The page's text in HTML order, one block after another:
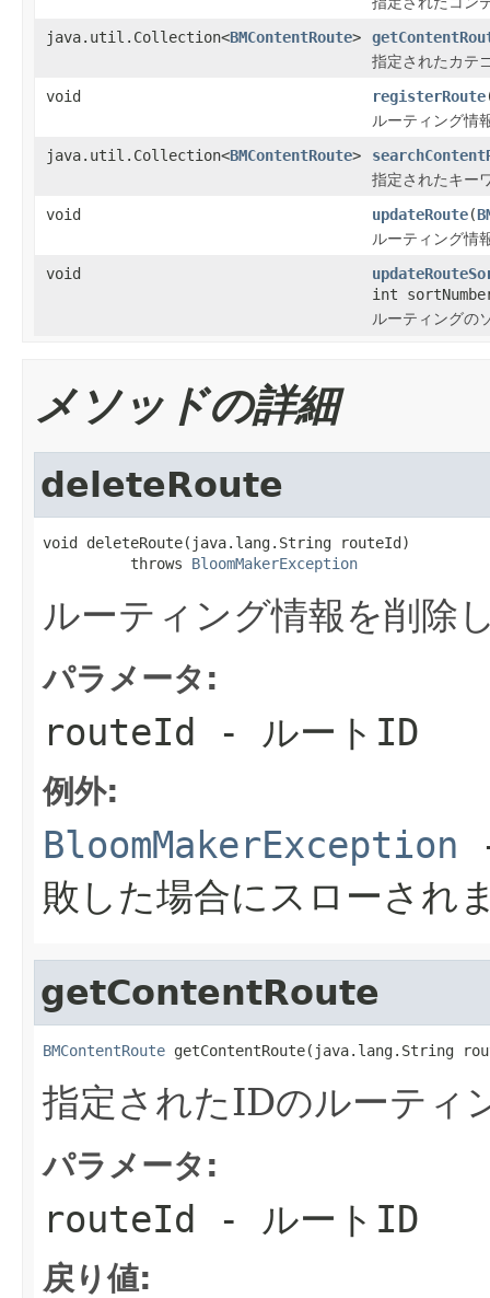
java.util.Collection<BMContentRoute>
指定されたカテ
void
registerRoute
ルーティング情
java.util.Collection<BMContentRoute>
指定されたキー
void
updateRoute(
ルーティング情
void
int
ルーティングの
メソッドの詳細
deleteRoute
void deleteRoute(java.lang.String routeId)
          throws
BloomMakerException
ルーティング情報を削除
パラメータ:
routeId - ルートID
例外:
BloomMakerException
敗した場合にスローされ
getContentRoute
BMContentRoute getContentRoute(java.lang.String
指定されたIDのルーティ
パラメータ:
routeId - ルートID
戻り値: